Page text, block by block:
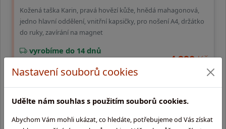
Nastavení souborů cookies
Udělte nám souhlas s použitím souborů cookies.
Abychom Vám mohli ukázat, co hledáte, potřebujeme od Vás získat
Kožená taška Karin, pravá hovězí kůže, hnědá mahagonová,
jedno hlavní oddělení, vnitřní kapsičky, pro nošení A4, držátko
do ruky, zavírání na magnet
vyrobíme do 14 dnů
4 990Kč